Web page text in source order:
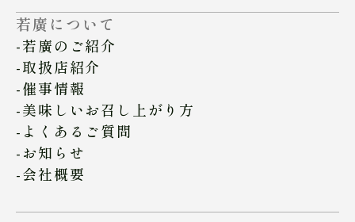
若廣について
若廣のご紹介
取扱店紹介
催事情報
美味しいお召し上がり方
よくあるご質問
お知らせ
会社概要